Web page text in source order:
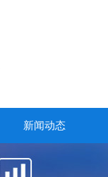
新闻动态